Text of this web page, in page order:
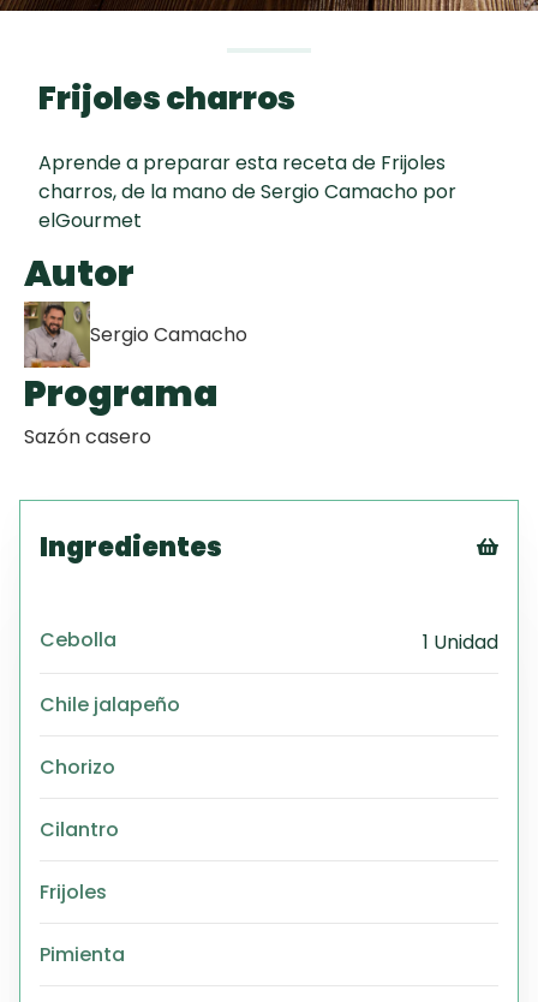
Key Lime Pie
Frijoles charros
Aprende a preparar esta receta de Frijoles
charros, de la mano de Sergio Camacho por
elGourmet
Autor
Sergio Camacho
Programa
Sazón casero
Ingredientes
Cebolla 1 Unidad
Chile jalapeño
Chorizo
Cilantro
Frijoles
Pimienta